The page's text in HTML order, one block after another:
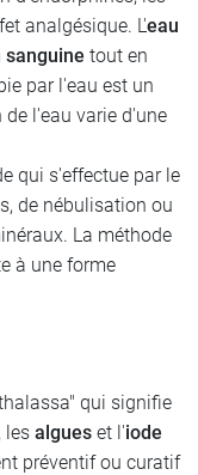
analgésique. L'eau
tout en
par l'eau est un
l'eau varie d'une
qui s'effectue par le
de nébulisation ou
La méthode
à une forme
qui signifie
, les algues et l'iode
préventif ou curatif